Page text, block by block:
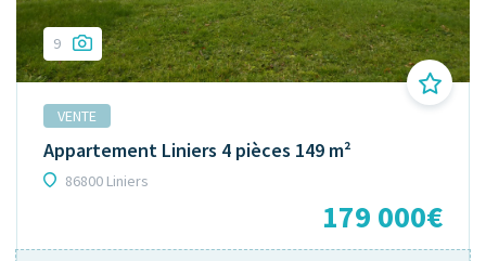
9
VENTE
Appartement Liniers 4 pièces 149 m²
86800 Liniers
179 000€